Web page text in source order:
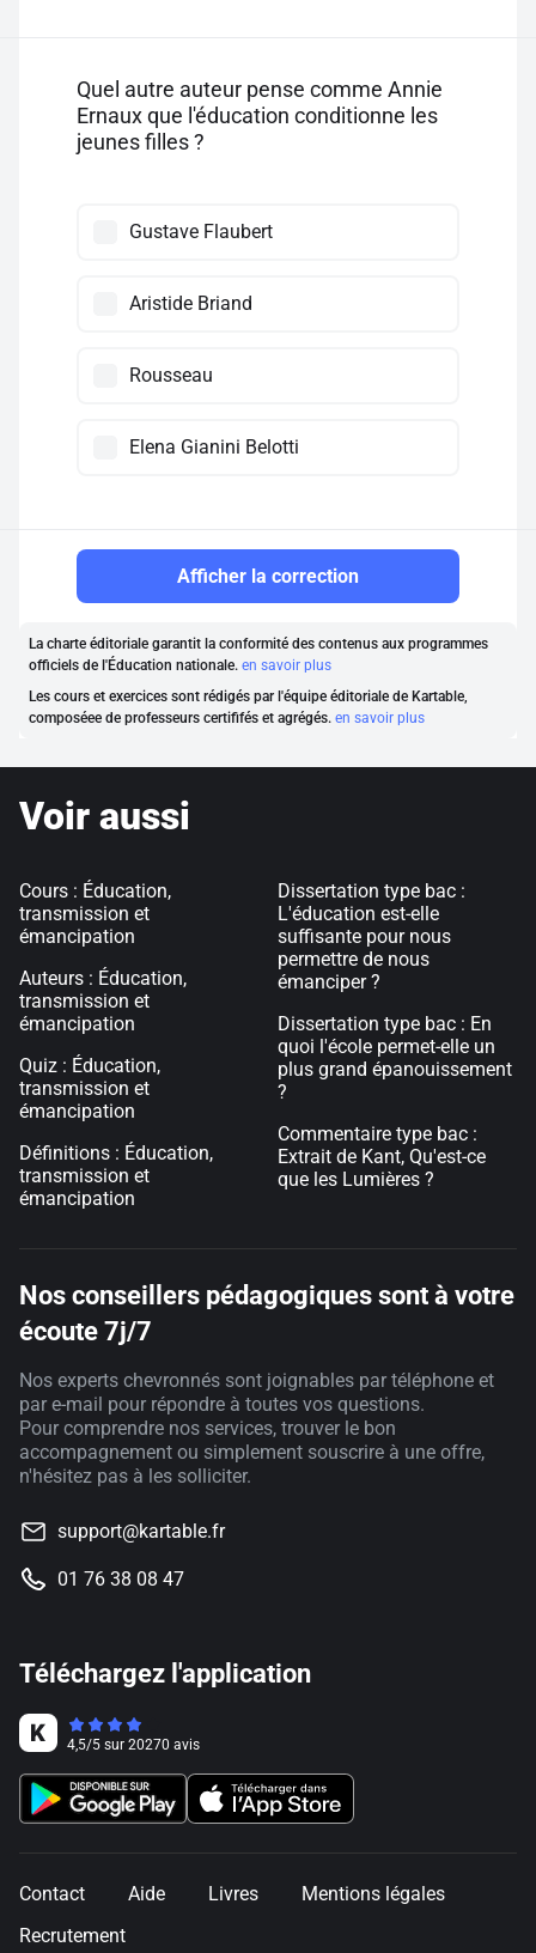
Quel autre auteur pense comme Annie
Ernaux que l'éducation conditionne les
jeunes filles ?
Gustave Flaubert
Aristide Briand
Rousseau
Elena Gianini Belotti
Afficher la correction
La charte éditoriale garantit la conformité des contenus aux programmes
officiels de l'Éducation nationale. en savoir plus
Les cours et exercices sont rédigés par l'équipe éditoriale de Kartable,
composéee de professeurs certififés et agrégés. en savoir plus
Voir aussi
Cours : Éducation,
transmission et
émancipation
Auteurs : Éducation,
transmission et
émancipation
Quiz : Éducation,
transmission et
émancipation
Définitions : Éducation,
transmission et
émancipation
Dissertation type bac :
L'éducation est-elle
suffisante pour nous
permettre de nous
émanciper ?
Dissertation type bac : En
quoi l'école permet-elle un
plus grand épanouissement
?
Commentaire type bac :
Extrait de Kant, Qu'est-ce
que les Lumières ?
Nos conseillers pédagogiques sont à votre
écoute 7j/7
Nos experts chevronnés sont joignables par téléphone et
par e-mail pour répondre à toutes vos questions.
Pour comprendre nos services, trouver le bon
accompagnement ou simplement souscrire à une offre,
n'hésitez pas à les solliciter.
support@kartable.fr
01 76 38 08 47
Téléchargez l'application
4,5/5 sur 20270 avis
Contact Aide Livres
Mentions légales
Recrutement